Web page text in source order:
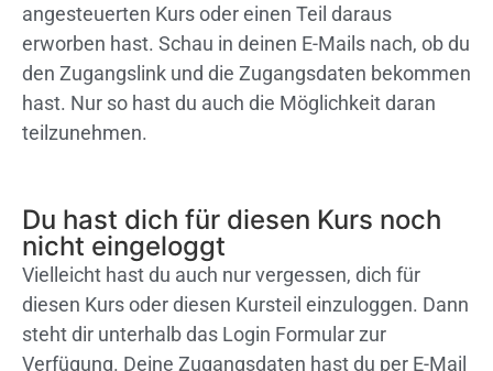
angesteuerten Kurs oder einen Teil daraus
erworben hast. Schau in deinen E-Mails nach, ob du
den Zugangslink und die Zugangsdaten bekommen
hast. Nur so hast du auch die Möglichkeit daran
teilzunehmen.
Du hast dich für diesen Kurs noch
nicht eingeloggt
Vielleicht hast du auch nur vergessen, dich für
diesen Kurs oder diesen Kursteil einzuloggen. Dann
steht dir unterhalb das Login Formular zur
Verfügung. Deine Zugangsdaten hast du per E-Mail